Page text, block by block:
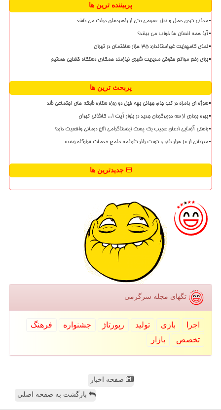
پربیننده ترین ها
مجانی کردن حمل و نقل عمومی یکی از راهبردهای دولت می باشد
آیا همه انسان ها خواب می بینند؟
نمای کامپوزیت غیراستاندارد ۳۵ هزار ساختمان در تهران
برای رفع موانع حقوقی مدیریت شهری نیازمند همکاری دستگاه قضایی هستیم
پربحث ترین ها
سوژه ای بامزه در تب جام جهانی بچه فیل دو روزه ستاره شبکه های اجتماعی شد
بهره برداری از سه دوربرگردان جدید در بلوار آیت ا... کاشانی تهران
راستی آزمایی ادعای عجیب یک پست اینستاگرامی الاغ درمانی واقعیت دارد؟
میزبانی از ۱۰ هزار بانو و کودک زائر کارنامه جامع خدمات قرارگاه زینبیه
جدیدترین ها
تگهای مجله سرگرمی
اجرا بازی تولید رپورتاژ جشنواره
فرهنگ
تخصص
بازار
صفحه اخبار
بازگشت به صفحه اصلی